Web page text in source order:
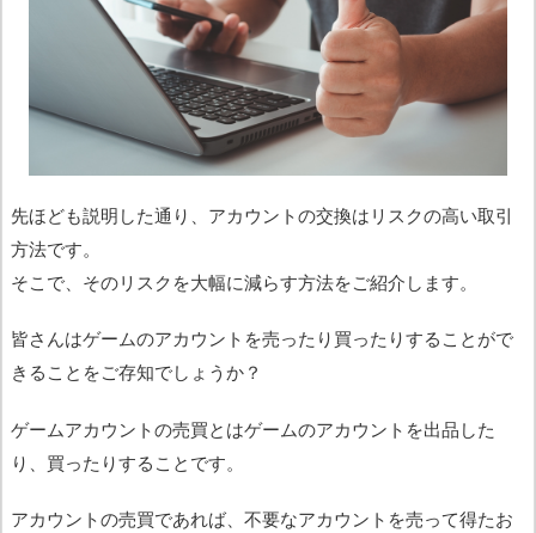
先ほども説明した通り、アカウントの交換はリスクの高い取引
方法です。
そこで、そのリスクを大幅に減らす方法をご紹介します。
皆さんはゲームのアカウントを売ったり買ったりすることがで
きることをご存知でしょうか？
ゲームアカウントの売買とはゲームのアカウントを出品した
り、買ったりすることです。
アカウントの売買であれば、不要なアカウントを売って得たお